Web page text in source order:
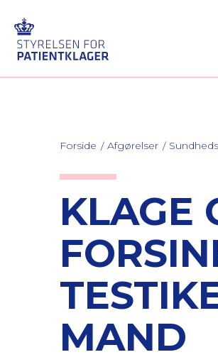
Forside Afgørelser
KLAGE
MAND